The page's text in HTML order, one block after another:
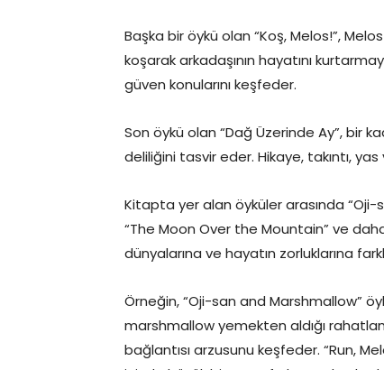
Başka bir öykü olan “Koş, Melos!”,
koşarak arkadaşının hayatını
güven konularını keşfeder.
Son öykü olan “Dağ Üzerinde Ay”, bir
deliliğini tasvir eder. Hikaye, takıntı, yas
Kitapta yer alan öyküler arasında “Oji-
“The Moon Over the Mountain” ve
dünyalarına ve hayatın zorluklarına
Örneğin, “Oji-san and Marshmallow”
marshmallow yemekten aldığı
bağlantısı arzusunu keşfeder. “Run,